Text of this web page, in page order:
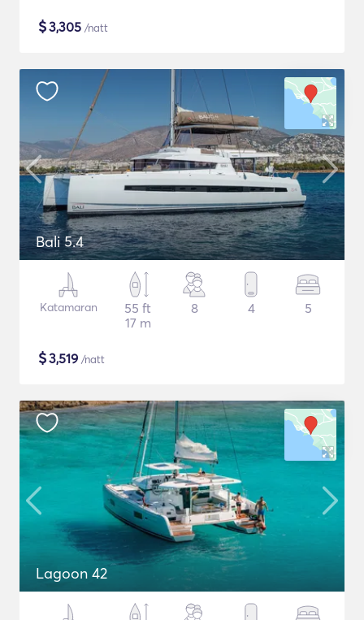
$3,305 /natt
Bali 5.4
Katamaran
55 ft
17 m
8 4 5
$3,519 /natt
Lagoon 42